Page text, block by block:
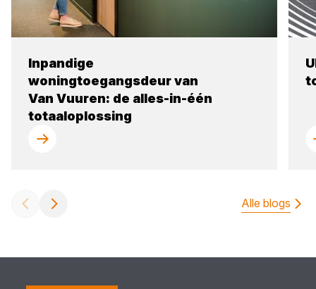
Inpandige
woningtoegangsdeur van
Van Vuuren: de alles-in-één
totaaloplossing
Alle blogs